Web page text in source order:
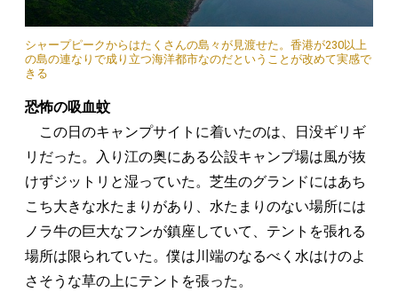
シャープピークからはたくさんの島々が見渡せた。香港が230以上
の島の連なりで成り立つ海洋都市なのだということが改めて実感で
きる
恐怖の吸血蚊
この日のキャンプサイトに着いたのは、日没ギリギ
リだった。入り江の奥にある公設キャンプ場は風が抜
けずジットリと湿っていた。芝生のグランドにはあち
こち大きな水たまりがあり、水たまりのない場所には
ノラ牛の巨大なフンが鎮座していて、テントを張れる
場所は限られていた。僕は川端のなるべく水はけのよ
さそうな草の上にテントを張った。